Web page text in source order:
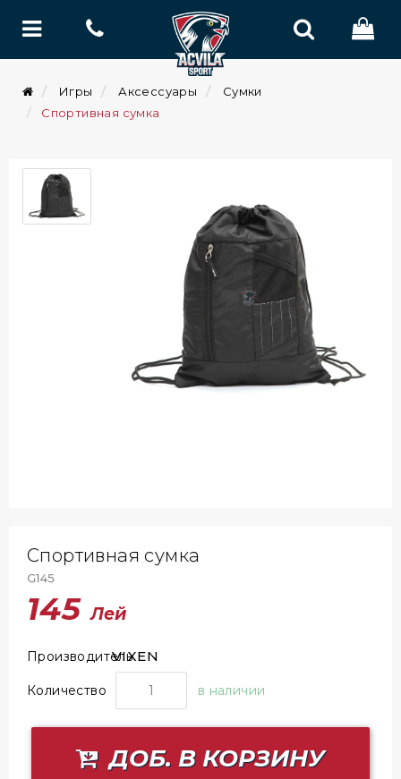
Игры Аксессуары
Сумки
Спортивная сумка
Спортивная сумка
G145
145Лей
ПроизводительVIXEN
Количество в наличии
ДОБ. В КОРЗИНУ